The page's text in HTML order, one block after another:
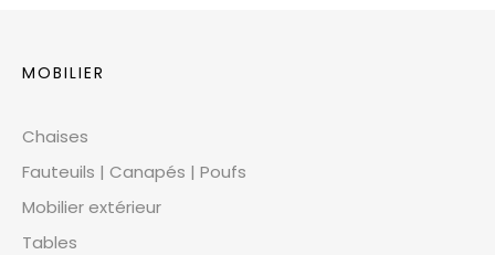
MOBILIER
Chaises
Fauteuils | Canapés | Poufs
Mobilier extérieur
Tables